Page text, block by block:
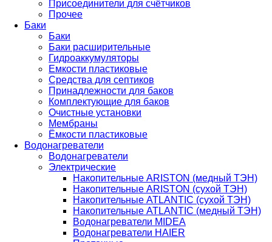
Присоединители для счётчиков
Прочее
Баки
Баки
Баки расширительные
Гидроаккумуляторы
Емкости пластиковые
Средства для септиков
Принадлежности для баков
Комплектующие для баков
Очистные установки
Мембраны
Ёмкости пластиковые
Водонагреватели
Водонагреватели
Электрические
Накопительные ARISTON (медный ТЭН)
Накопительные ARISTON (сухой ТЭН)
Накопительные ATLANTIC (сухой ТЭН)
Накопительные ATLANTIC (медный ТЭН)
Водонагреватели MIDEA
Водонагреватели HAIER